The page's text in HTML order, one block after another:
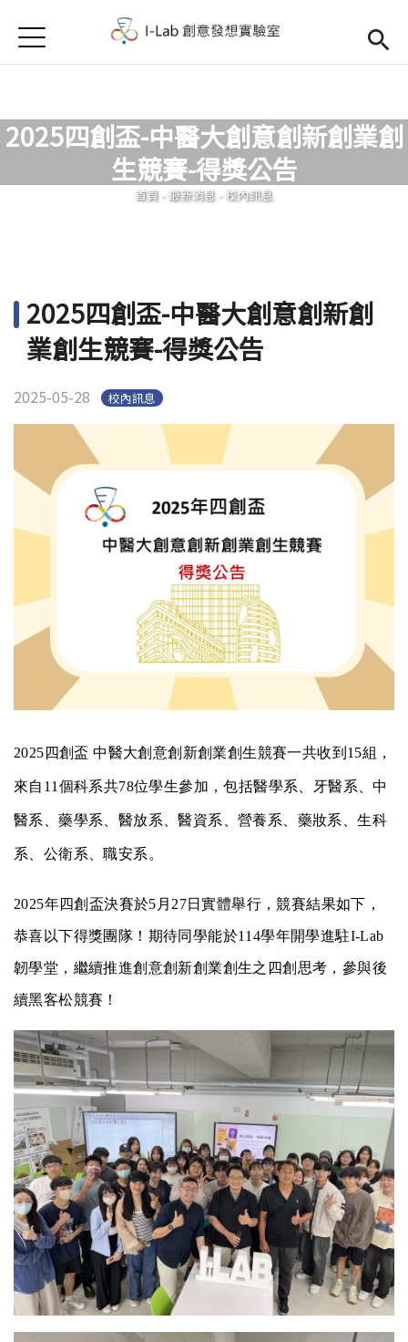
首頁
首頁
Open submenu (關於我們)
關於我們
Jump to Main content
2025四創盃-中醫大創意創新創業創
生競賽-得獎公告
您在這裡
首頁 - 最新消息 -校內訊息
2025四創盃-中醫大創意創新創
業創生競賽-得獎公告
2025-05-28 校內訊息
2025 四創盃 中醫大創意創新創業創生競賽一共收到 15組，
來自 11 個科系共78位學生參加，包括醫學系、牙醫系、中
醫系、藥學系、醫放系、醫資系、營養系、藥妝系、生科
系、公衛系、職安系。
2025年四創盃決賽於5 月 27日實體舉行，競賽結果如下，
恭喜以下得獎團隊！期待同學能於114學年開學進駐I-Lab
韌學堂，繼續推進創意創新創業創生之四創思考，參與後
續黑客松競賽！